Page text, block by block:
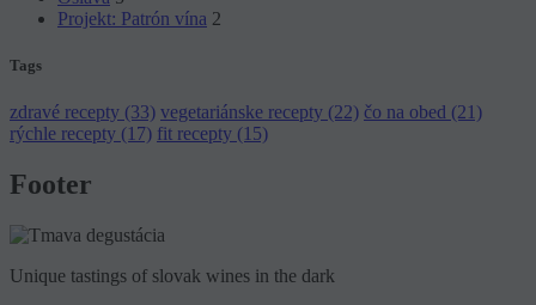
Projekt: Patrón vína 2
Tags
zdravé recepty (33) vegetariánske recepty (22) čo na obed (21)
rýchle recepty (17) fit recepty (15)
Footer
Unique tastings of slovak wines in the dark